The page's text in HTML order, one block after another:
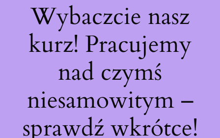
Wybaczcie nasz
kurz! Pracujemy
nad czymś
niesamowitym –
sprawdź wkrótce!